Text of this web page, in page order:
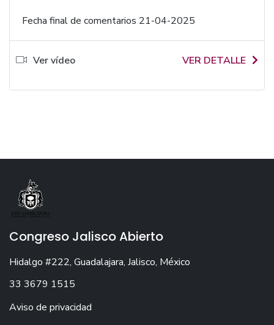
Fecha final de comentarios 21-04-2025
Ver vídeo VER DETALLE
Congreso Jalisco Abierto
Hidalgo #222, Guadalajara, Jalisco, México
33 3679 1515
Aviso de privacidad